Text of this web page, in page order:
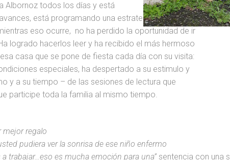
Albornoz todos los días y está
está programando una estrategia para
eso ocurre, no ha perdido la oportunidad de ir
logrado hacerlos leer y ha recibido el más hermoso
casa que se pone de fiesta cada día con su visita:
especiales, ha despertado a su estimulo y
y a su tiempo – de las sesiones de lectura que
participe toda la familia al mismo tiempo.
mejor regalo
pudiera ver la sonrisa de ese niño enfermo
trabajar…eso es mucha emoción para una” sentencia con una